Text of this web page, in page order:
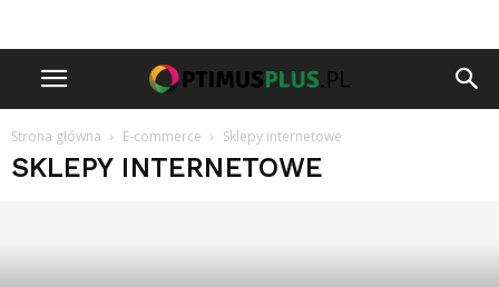
Strona główna E-commerce Sklepy internetowe
SKLEPY INTERNETOWE